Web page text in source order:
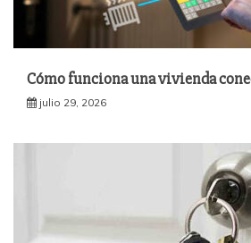
Cómo funciona una vivienda
julio 29, 2026